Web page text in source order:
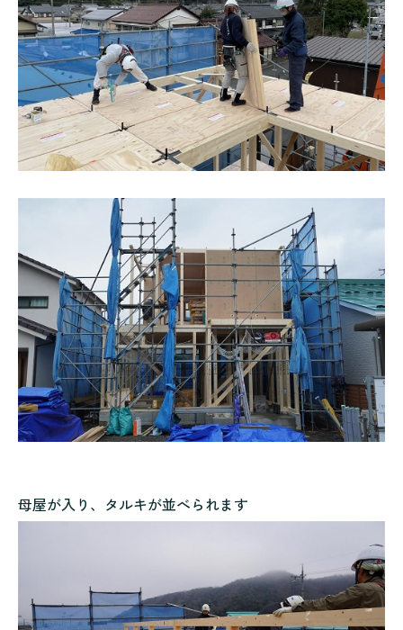
母屋が入り、タルキが並べられます